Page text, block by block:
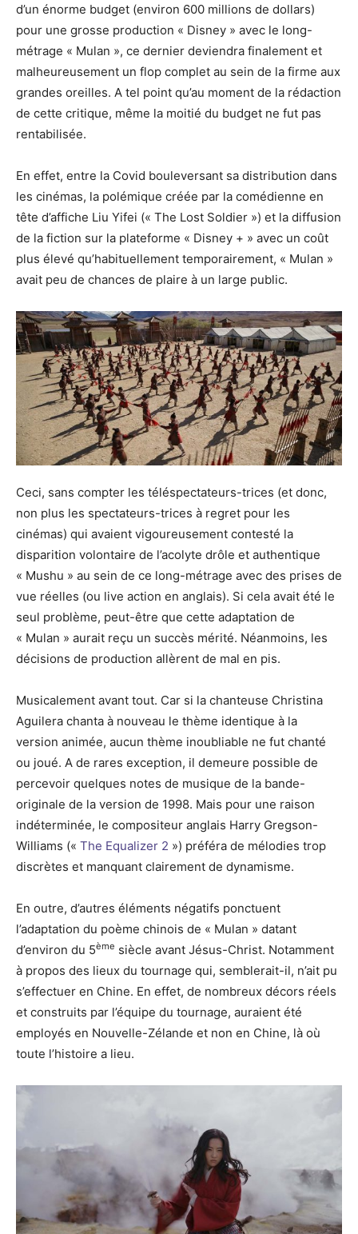
d’un énorme budget (environ 600 millions de dollars)
pour une grosse production « Disney » avec le long-
métrage « Mulan », ce dernier deviendra finalement et
malheureusement un flop complet au sein de la firme aux
grandes oreilles. A tel point qu’au moment de la rédaction
de cette critique, même la moitié du budget ne fut pas
rentabilisée.
En effet, entre la Covid bouleversant sa distribution dans
les cinémas, la polémique créée par la comédienne en
tête d’affiche Liu Yifei (« The Lost Soldier ») et la diffusion
de la fiction sur la plateforme « Disney + » avec un coût
plus élevé qu’habituellement temporairement, « Mulan »
avait peu de chances de plaire à un large public.
Ceci, sans compter les téléspectateurs-trices (et donc,
non plus les spectateurs-trices à regret pour les
cinémas) qui avaient vigoureusement contesté la
disparition volontaire de l’acolyte drôle et authentique
« Mushu » au sein de ce long-métrage avec des prises de
vue réelles (ou live action en anglais). Si cela avait été le
seul problème, peut-être que cette adaptation de
« Mulan » aurait reçu un succès mérité. Néanmoins, les
décisions de production allèrent de mal en pis.
Musicalement avant tout. Car si la chanteuse Christina
Aguilera chanta à nouveau le thème identique à la
version animée, aucun thème inoubliable ne fut chanté
ou joué. A de rares exception, il demeure possible de
percevoir quelques notes de musique de la bande-
originale de la version de 1998. Mais pour une raison
indéterminée, le compositeur anglais Harry Gregson-
Williams (« The Equalizer 2 ») préféra de mélodies trop
discrètes et manquant clairement de dynamisme.
En outre, d’autres éléments négatifs ponctuent
l’adaptation du poème chinois de « Mulan » datant
d’environ du 5ème siècle avant Jésus-Christ. Notamment
à propos des lieux du tournage qui, semblerait-il, n’ait pu
s’effectuer en Chine. En effet, de nombreux décors réels
et construits par l’équipe du tournage, auraient été
employés en Nouvelle-Zélande et non en Chine, là où
toute l’histoire a lieu.